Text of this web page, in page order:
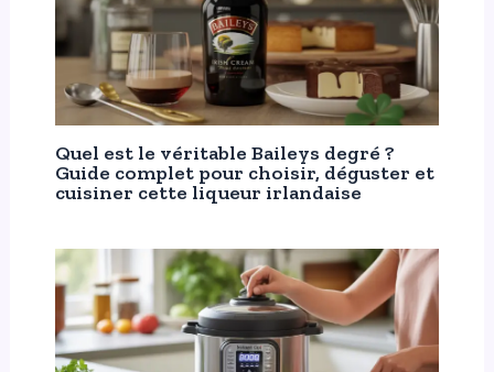
Quel est le véritable Baileys degré ?
Guide complet pour choisir, déguster et
cuisiner cette liqueur irlandaise